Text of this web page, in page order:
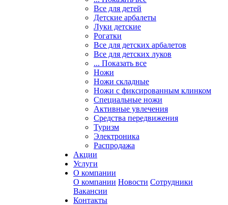
Все для детей
Детские арбалеты
Луки детские
Рогатки
Все для детских арбалетов
Все для детских луков
... Показать все
Ножи
Ножи складные
Ножи с фиксированным клинком
Специальные ножи
Активные увлечения
Средства передвижения
Туризм
Электроника
Распродажа
Акции
Услуги
О компании
О компании Новости Сотрудники
Вакансии
Контакты